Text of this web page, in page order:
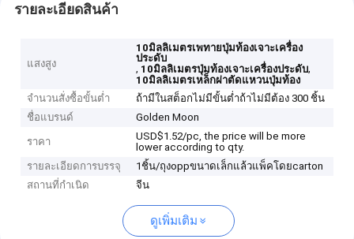
รายละเอียดสินค้า
แสงสูง
10มิลลิเมตรเพทายปุ่มท้องเจาะเครื่อง
ประดับ
, 10มิลลิเมตรปุ่มท้องเจาะเครื่องประดับ,
10มิลลิเมตรเหล็กผ่าตัดแหวนปุ่มท้อง
จำนวนสั่งซื้อขั้นต่ำ
ถ้ามีในสต็อกไม่มีขั้นต่ำถ้าไม่มีต้อง 300 ชิ้น
ชื่อแบรนด์
Golden Moon
ราคา
USD$1.52/pc, the price will be more
lower according to qty.
รายละเอียดการบรรจุ
1ชิ้น/ถุงoppขนาดเล็กแล้วแพ็คโดยcarton
สถานที่กำเนิด
จีน
ดูเพิ่มเติม